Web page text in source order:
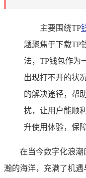
主要围绕TP
题聚焦于下载TP
法，TP钱包作为
出现打不开的状
的解决途径，帮
扰，让用户能顺
升使用体验，保
在当今数字化浪潮
瀚的海洋，充满了机遇